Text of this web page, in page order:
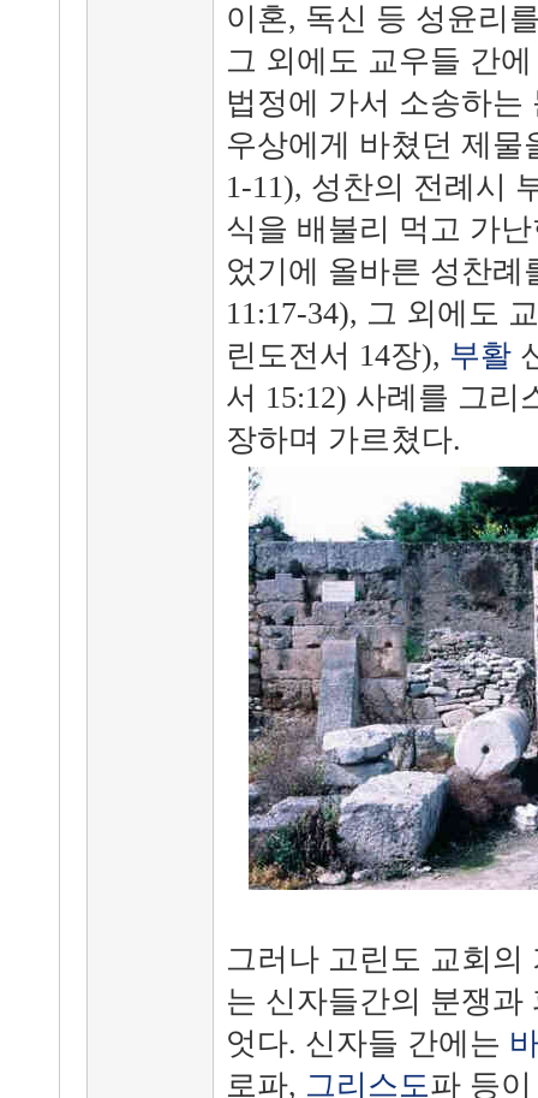
이혼, 독신 등 성윤리
그 외에도 교우들 간
법정에 가서 소송하는
우상에게 바쳤던 제물
1-11), 성찬의 전례시
식을 배불리 먹고 가
었기에 올바른 성찬례
11:17-34), 그 외에도
린도전서 14장), 부활
서 15:12) 사례를 그리
장하며 가르쳤다.
그러나 고린도 교회의
는 신자들간의 분쟁과
엇다. 신자들 간에는
로파, 그리스도파 등